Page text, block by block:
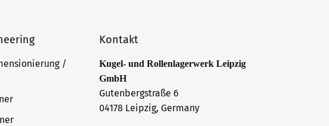
/
Kontakt
Kugel- und Rollenlagerwerk Leipzig
GmbH
Gutenbergstraße 6
04178 Leipzig, Germany